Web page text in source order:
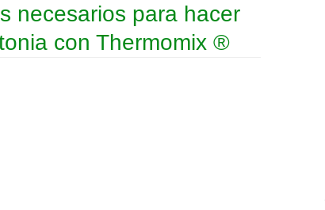
necesarios para hacer
con Thermomix ®